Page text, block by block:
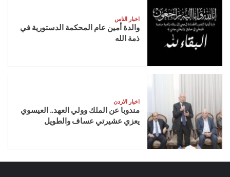
اخبار الناس
والدة أمين عام المحكمة الدستورية في
ذمة الله
اخبار الاردن
مندوبا عن الملك وولي العهد.. العيسوي
يعزي عشيرتي عساف والطويل